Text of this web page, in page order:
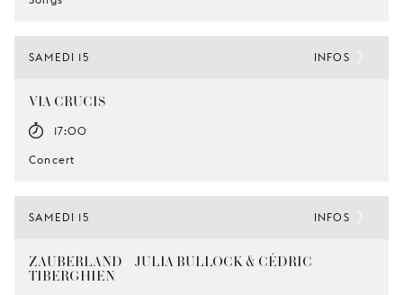
SAMEDI 15
VIA CRUCIS
17:00
Concert
INFOS
SAMEDI 15
ZAUBERLAND – JULIA BULLOCK & CÉDRIC
TIBERGHIEN
INFOS